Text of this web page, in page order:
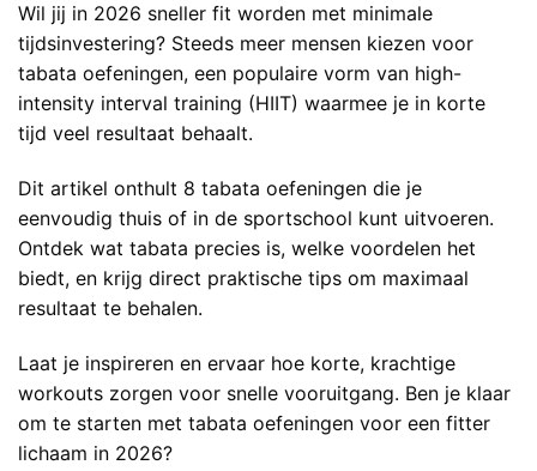
Wil jij in 2026 sneller fit worden met minimale
tijdsinvestering? Steeds meer mensen kiezen voor
tabata oefeningen, een populaire vorm van high-
intensity interval training (HIIT) waarmee je in korte
tijd veel resultaat behaalt.
Dit artikel onthult 8 tabata oefeningen die je
eenvoudig thuis of in de sportschool kunt uitvoeren.
Ontdek wat tabata precies is, welke voordelen het
biedt, en krijg direct praktische tips om maximaal
resultaat te behalen.
Laat je inspireren en ervaar hoe korte, krachtige
workouts zorgen voor snelle vooruitgang. Ben je klaar
om te starten met tabata oefeningen voor een fitter
lichaam in 2026?